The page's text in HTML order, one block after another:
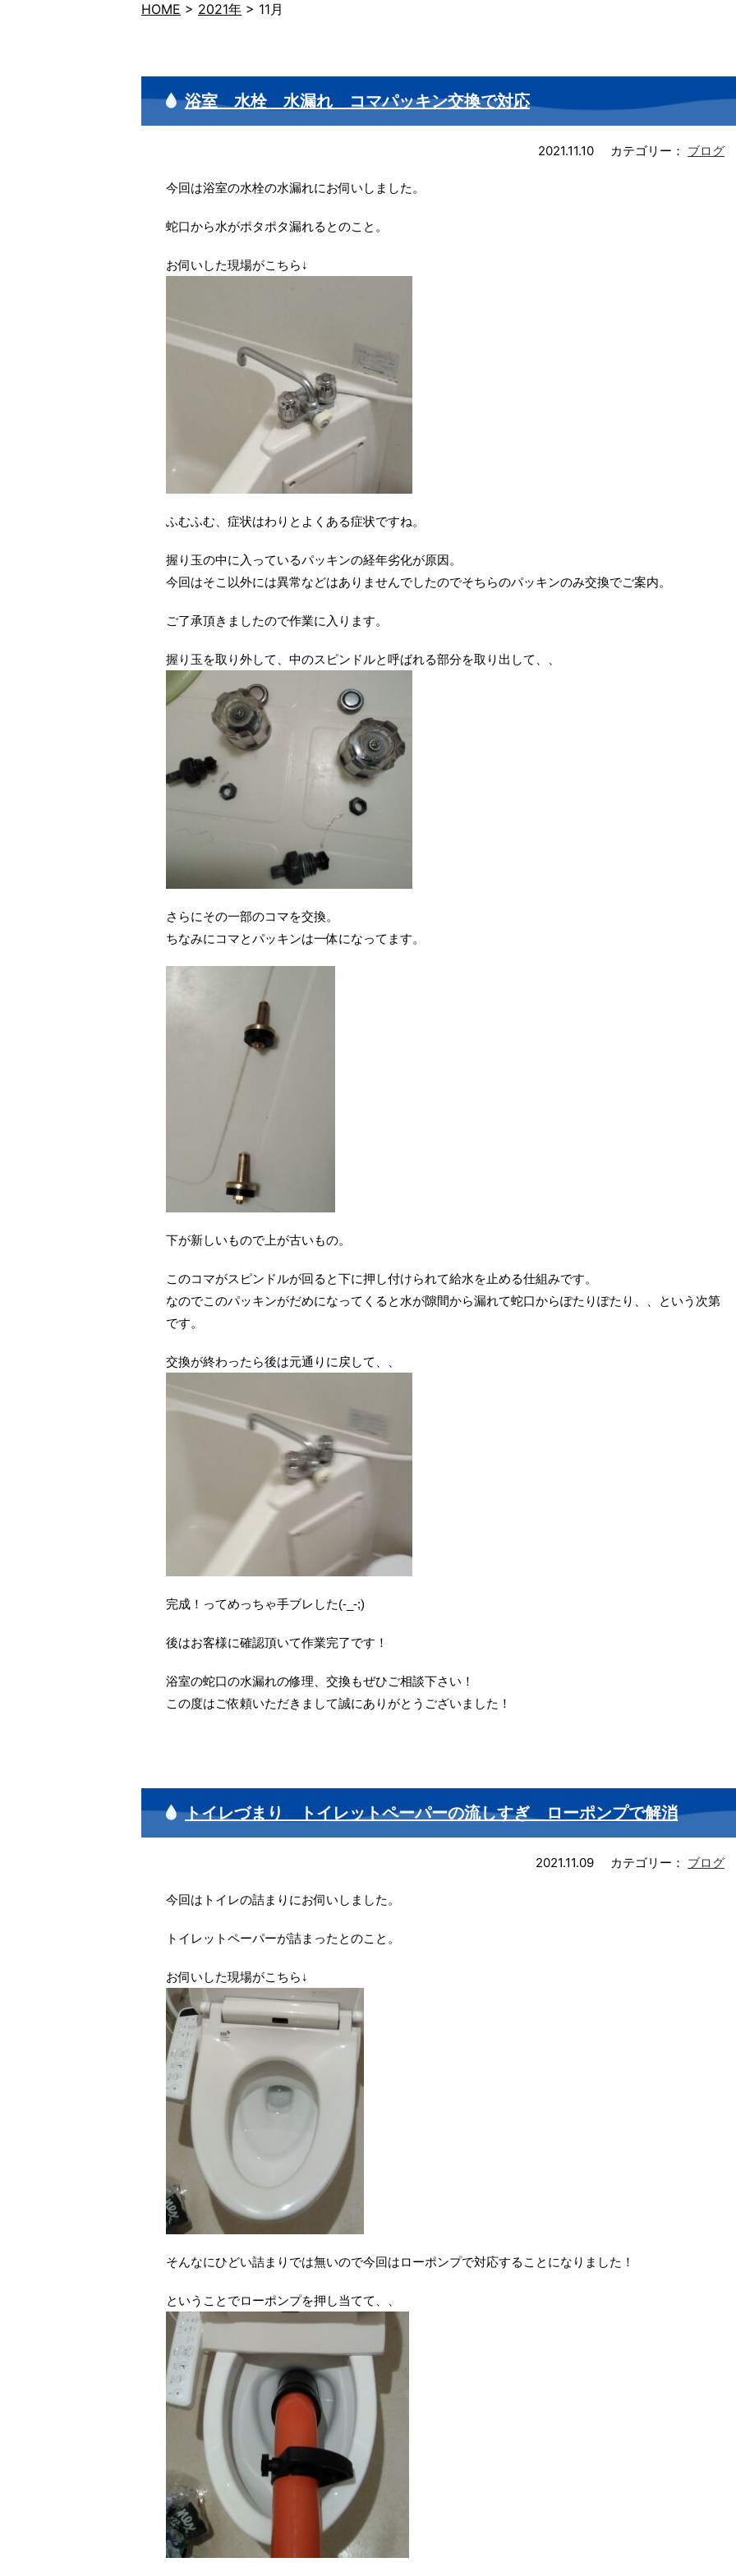
HOME > 2021年 > 11月
浴室 水栓 水漏れ コマパッキン交換で対応
2021.11.10 カテゴリー： ブログ
今回は浴室の水栓の水漏れにお伺いしました。
蛇口から水がポタポタ漏れるとのこと。
お伺いした現場がこちら↓
ふむふむ、症状はわりとよくある症状ですね。
握り玉の中に入っているパッキンの経年劣化が原因。
今回はそこ以外には異常などはありませんでしたのでそちらのパッキンのみ交換でご案内。
ご了承頂きましたので作業に入ります。
握り玉を取り外して、中のスピンドルと呼ばれる部分を取り出して、、
さらにその一部のコマを交換。
ちなみにコマとパッキンは一体になってます。
下が新しいもので上が古いもの。
このコマがスピンドルが回ると下に押し付けられて給水を止める仕組みです。
なのでこのパッキンがだめになってくると水が隙間から漏れて蛇口からぽたりぽたり、、という次第
です。
交換が終わったら後は元通りに戻して、、
完成！ってめっちゃ手ブレした(-_-;)
後はお客様に確認頂いて作業完了です！
浴室の蛇口の水漏れの修理、交換もぜひご相談下さい！
この度はご依頼いただきまして誠にありがとうございました！
トイレづまり トイレットペーパーの流しすぎ ローポンプで解消
2021.11.09 カテゴリー： ブログ
今回はトイレの詰まりにお伺いしました。
トイレットペーパーが詰まったとのこと。
お伺いした現場がこちら↓
そんなにひどい詰まりでは無いので今回はローポンプで対応することになりました！
ということでローポンプを押し当てて、、